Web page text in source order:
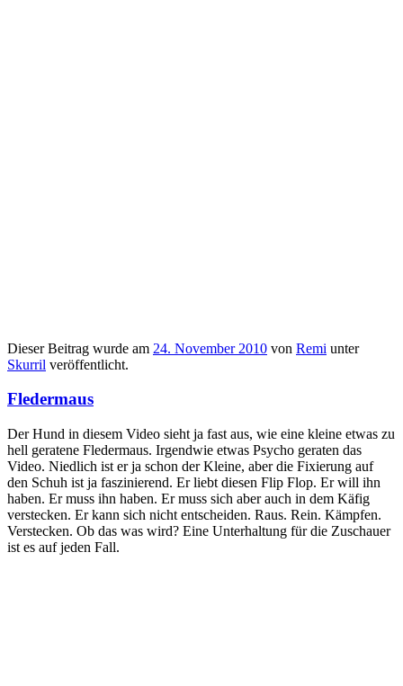
Dieser Beitrag wurde am 24. November 2010 von Remi unter
Skurril veröffentlicht.
Fledermaus
Der Hund in diesem Video sieht ja fast aus, wie eine kleine etwas zu
hell geratene Fledermaus. Irgendwie etwas Psycho geraten das
Video. Niedlich ist er ja schon der Kleine, aber die Fixierung auf
den Schuh ist ja faszinierend. Er liebt diesen Flip Flop. Er will ihn
haben. Er muss ihn haben. Er muss sich aber auch in dem Käfig
verstecken. Er kann sich nicht entscheiden. Raus. Rein. Kämpfen.
Verstecken. Ob das was wird? Eine Unterhaltung für die Zuschauer
ist es auf jeden Fall.